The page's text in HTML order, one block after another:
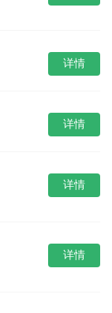
详情
详情
详情
详情